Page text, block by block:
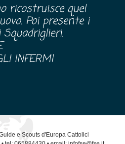
ricostruisce quel
Poi presente i
INFERMI
e Scouts d'Europa Cattolici